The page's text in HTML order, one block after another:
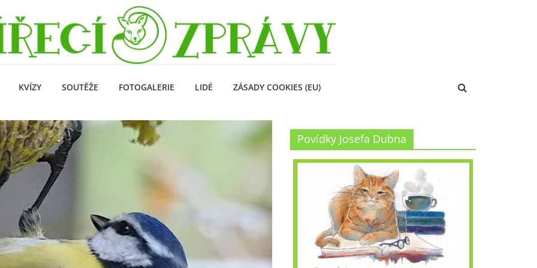
KVÍZY SOUTĚŽE FOTOGALERIE LIDÉ ZÁSADY COOKIES (EU)
Povídky Josefa Dubna